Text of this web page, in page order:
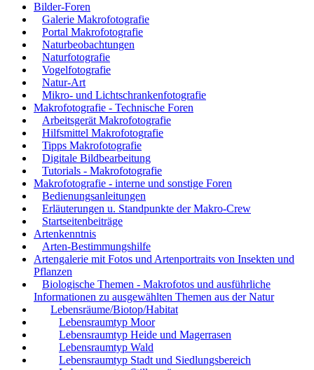
Bilder-Foren
Galerie Makrofotografie
Portal Makrofotografie
Naturbeobachtungen
Naturfotografie
Vogelfotografie
Natur-Art
Mikro- und Lichtschrankenfotografie
Makrofotografie - Technische Foren
Arbeitsgerät Makrofotografie
Hilfsmittel Makrofotografie
Tipps Makrofotografie
Digitale Bildbearbeitung
Tutorials - Makrofotografie
Makrofotografie - interne und sonstige Foren
Bedienungsanleitungen
Erläuterungen u. Standpunkte der Makro-Crew
Startseitenbeiträge
Artenkenntnis
Arten-Bestimmungshilfe
Artengalerie mit Fotos und Artenportraits von Insekten und
Pflanzen
Biologische Themen - Makrofotos und ausführliche
Informationen zu ausgewählten Themen aus der Natur
Lebensräume/Biotop/Habitat
Lebensraumtyp Moor
Lebensraumtyp Heide und Magerrasen
Lebensraumtyp Wald
Lebensraumtyp Stadt und Siedlungsbereich